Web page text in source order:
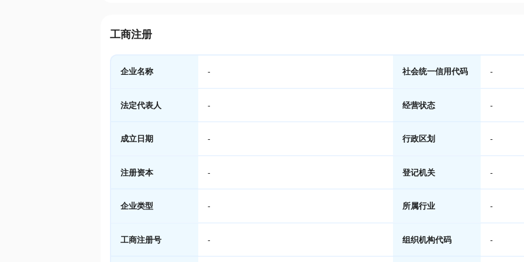
工商注册
企业名称 - 社会统一信用代码 -
法定代表人 - 经营状态 -
成立日期 - 行政区划 -
注册资本 - 登记机关 -
企业类型 - 所属行业 -
工商注册号 - 组织机构代码 -